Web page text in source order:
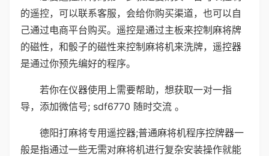
的遥控，可以联系客服，会给你购买渠道，也可以自
己通过电商平台购买。遥控是通过主板来控制麻将牌
的磁性，和骰子的磁性来控制麻将机来洗牌，遥控器
是通过你预先编好的程序。
若你在仪器使用上需要帮助，想获取一对一指
导，添加微信号; sdf6770 随时交流 。
德阳打麻将专用遥控器;普通麻将机程序控牌器一
般是指通过一些无需对麻将机进行复杂安装操作就能